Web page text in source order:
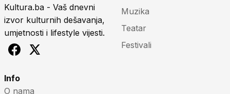
Kultura.ba - Vaš dnevni
izvor kulturnih dešavanja,
umjetnosti i lifestyle vijesti.
Muzika
Teatar
Festivali
Info
O nama